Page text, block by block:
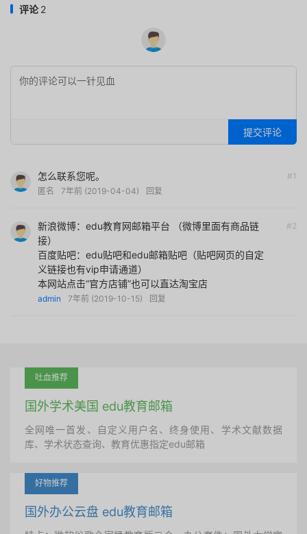
评论2
提交评论
#1
怎么联系您呢。
匿名 7年前 (2019-04-04) 回复
#2
新浪微博：edu教育网邮箱平台 （微博里面有商品链
接）
百度贴吧：edu贴吧和edu邮箱贴吧（贴吧网页的自定
义链接也有vip申请通道）
本网站点击“官方店铺”也可以直达淘宝店
admin 7年前 (2019-10-15) 回复
吐血推荐
国外学术美国 edu教育邮箱
全网唯一首发、自定义用户名、终身使用、学术文献数据
库、学术状态查询、教育优惠指定edu邮箱
好物推荐
国外办公云盘 edu教育邮箱